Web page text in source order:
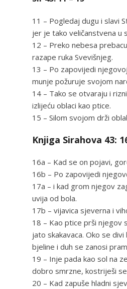
11 – Pogledaj dugu i slavi
jer je tako veličanstvena u
12 – Preko nebesa
razape ruka Svevišnjeg.
13 – Po zapovijedi
munje požuruje svojom
14 – Tako se otvaraju i
izlijeću oblaci kao ptice.
15 – Silom svojom drži
Knjiga Sirahova 43:
16a – Kad se on pojavi,
16b – Po zapovijedi
17a – i kad grom njegov
uvija od bola.
17b – vijavica sjeverna i
18 – Kao ptice prši njegov
jato skakavaca. Oko se
bjeline i duh se zanosi
19 – Inje pada kao sol na
dobro smrzne, kostriješi
20 – Kad zapuše hladni